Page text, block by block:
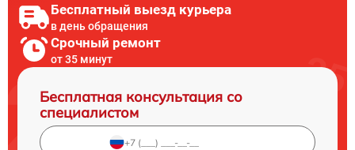
Бесплатный выезд курьера
в день обращения
Срочный ремонт
от 35 минут
Бесплатная консультация со
специалистом